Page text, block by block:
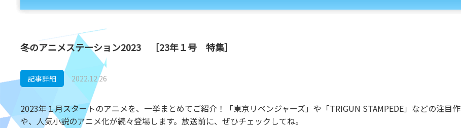
冬のアニメステーション2023 ［23年１号 特集］
記事詳細 2022.12.26
2023年１月スタートのアニメを、一挙まとめてご紹介！「東京リベンジャーズ」や「TRIGUN STAMPEDE」などの注目作
や、人気小説のアニメ化が続々登場します。放送前に、ぜひチェックしてね。